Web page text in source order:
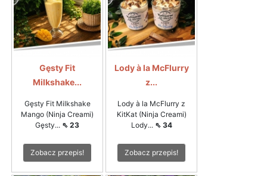
Gęsty Fit
Milkshake...
Gęsty Fit Milkshake
Mango (Ninja Creami)
Gęsty... ⇖ 23
Zobacz przepis!
Lody à la McFlurry
z...
Lody à la McFlurry z
KitKat (Ninja Creami)
Lody... ⇖ 34
Zobacz przepis!